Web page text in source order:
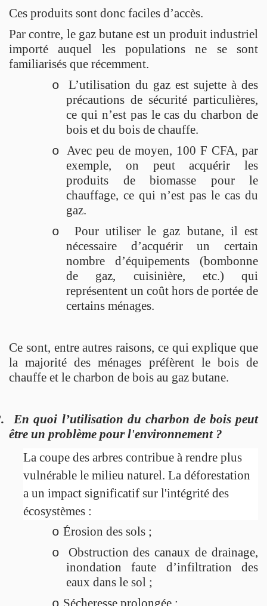
Ces produits sont donc faciles d’accès.
Par contre, le gaz butane est un produit industriel
importé auquel les populations ne se sont
familiarisés que récemment.
o
L’utilisation du gaz est sujette à des
précautions de sécurité particulières,
ce qui n’est pas le cas du charbon de
bois et du bois de chauffe.
o
Avec peu de moyen, 100 F CFA, par
exemple, on peut acquérir les
produits de biomasse pour le
chauffage, ce qui n’est pas le cas du
gaz.
o
Pour utiliser le gaz butane, il est
nécessaire d’acquérir un certain
nombre d’équipements (bombonne
de gaz, cuisinière, etc.) qui
représentent un coût hors de portée de
certains ménages.
Ce sont, entre autres raisons, ce qui explique que
la majorité des ménages préfèrent le bois de
chauffe et le charbon de bois au gaz butane.
En quoi l’utilisation du charbon de bois peut
être un problème pour l'environnement ?
La coupe des arbres contribue à rendre plus
vulnérable le milieu naturel. La déforestation
a un impact significatif sur l'intégrité des
écosystèmes :
o Érosion des sols ;
o
Obstruction des canaux de drainage,
inondation faute d’infiltration des
eaux dans le sol ;
Sécheresse prolongée ;